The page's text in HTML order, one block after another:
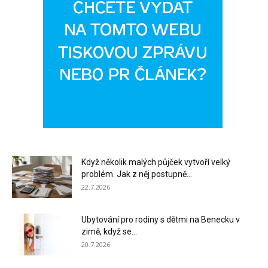
Když několik malých půjček vytvoří velký
problém. Jak z něj postupně...
22.7.2026
Ubytování pro rodiny s dětmi na Benecku v
zimě, když se...
20.7.2026